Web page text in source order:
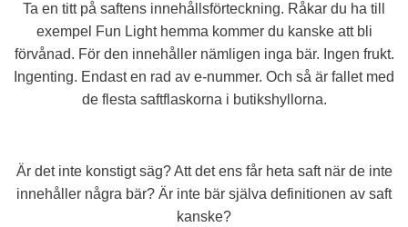
Ta en titt på saftens innehållsförteckning. Råkar du ha till
exempel Fun Light hemma kommer du kanske att bli
förvånad. För den innehåller nämligen inga bär. Ingen frukt.
Ingenting. Endast en rad av e-nummer. Och så är fallet med
de flesta saftflaskorna i butikshyllorna.
Är det inte konstigt säg? Att det ens får heta saft när de inte
innehåller några bär? Är inte bär själva definitionen av saft
kanske?